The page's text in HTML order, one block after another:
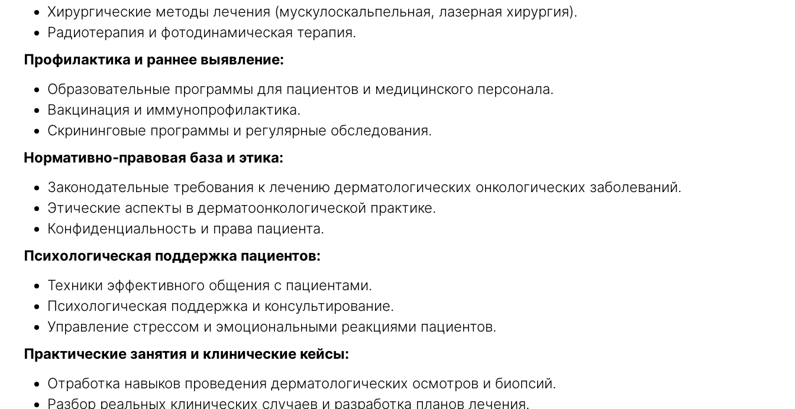
Хирургические методы лечения (мускулоскальпельная, лазерная хирургия).
Радиотерапия и фотодинамическая терапия.
Профилактика и раннее выявление:
Образовательные программы для пациентов и медицинского персонала.
Вакцинация и иммунопрофилактика.
Скрининговые программы и регулярные обследования.
Нормативно-правовая база и этика:
Законодательные требования к лечению дерматологических онкологических заболеваний.
Этические аспекты в дерматоонкологической практике.
Конфиденциальность и права пациента.
Психологическая поддержка пациентов:
Техники эффективного общения с пациентами.
Психологическая поддержка и консультирование.
Управление стрессом и эмоциональными реакциями пациентов.
Практические занятия и клинические кейсы:
Отработка навыков проведения дерматологических осмотров и биопсий.
Разбор реальных клинических случаев и разработка планов лечения.